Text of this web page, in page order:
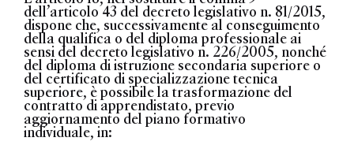
dell’articolo 43 del decreto legislativo n. 81/2015,
dispone che, successivamente al conseguimento
della qualifica o del diploma professionale ai
sensi del decreto legislativo n. 226/2005, nonché
del diploma di istruzione secondaria superiore o
del certificato di specializzazione tecnica
superiore, è possibile la trasformazione del
contratto di apprendistato, previo
aggiornamento del piano formativo
individuale, in: